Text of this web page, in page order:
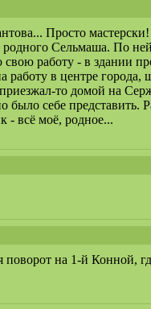
Просто
Сельмаша. По
работу - в здании
работу в центре
то домой на
себе
- всё моё, родное...
на 1-й Конной,